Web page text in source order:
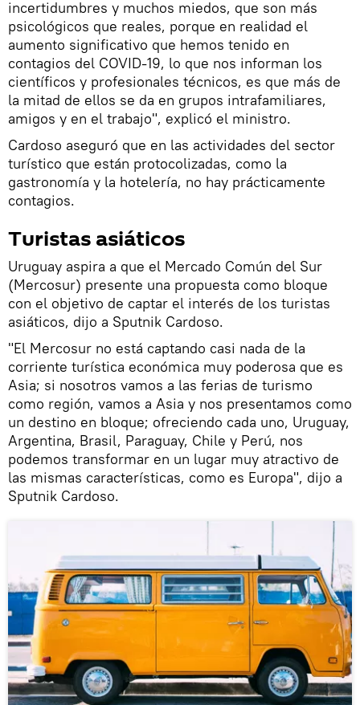
incertidumbres y muchos miedos, que son más
psicológicos que reales, porque en realidad el
aumento significativo que hemos tenido en
contagios del COVID-19, lo que nos informan los
científicos y profesionales técnicos, es que más de
la mitad de ellos se da en grupos intrafamiliares,
amigos y en el trabajo", explicó el ministro.
Cardoso aseguró que en las actividades del sector
turístico que están protocolizadas, como la
gastronomía y la hotelería, no hay prácticamente
contagios.
Turistas asiáticos
Uruguay aspira a que el Mercado Común del Sur
(Mercosur) presente una propuesta como bloque
con el objetivo de captar el interés de los turistas
asiáticos, dijo a Sputnik Cardoso.
"El Mercosur no está captando casi nada de la
corriente turística económica muy poderosa que es
Asia; si nosotros vamos a las ferias de turismo
como región, vamos a Asia y nos presentamos como
un destino en bloque; ofreciendo cada uno, Uruguay,
Argentina, Brasil, Paraguay, Chile y Perú, nos
podemos transformar en un lugar muy atractivo de
las mismas características, como es Europa", dijo a
Sputnik Cardoso.